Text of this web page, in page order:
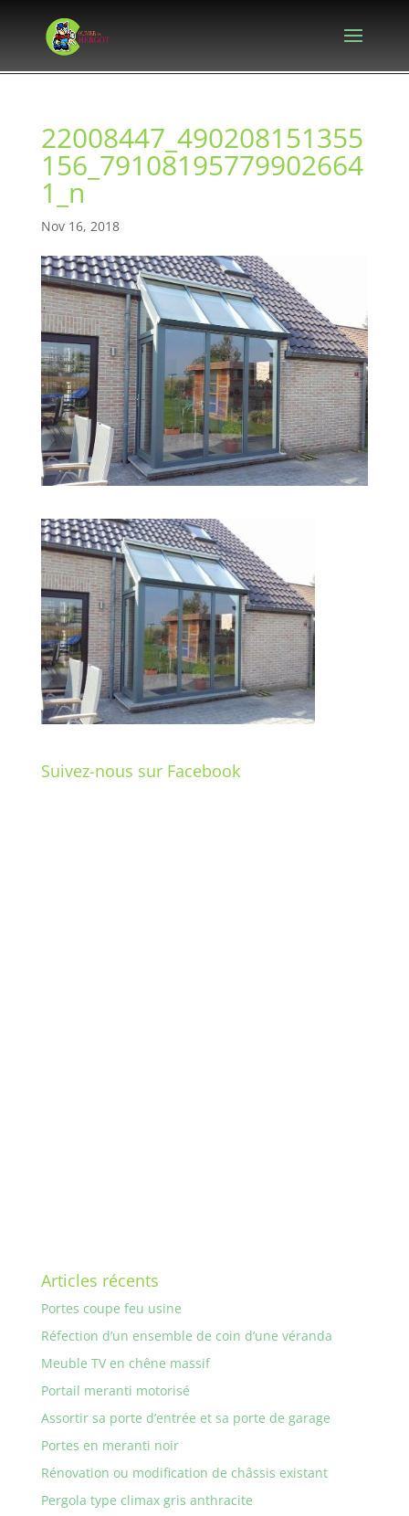
22008447_490208151355
156_79108195779902664
1_n
Nov 16, 2018
Suivez-nous sur Facebook
Articles récents
Portes coupe feu usine
Réfection d’un ensemble de coin d’une véranda
Meuble TV en chêne massif
Portail meranti motorisé
Assortir sa porte d’entrée et sa porte de garage
Portes en meranti noir
Rénovation ou modification de châssis existant
Pergola type climax gris anthracite